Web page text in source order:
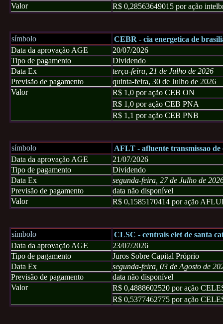
Valor
R$ 0,28563649015 por ação
símbolo
CEBR - cia energetica de
Data da aprovação AGE
20/07/2026
Tipo de pagamento
Dividendo
Data Ex
terça-feira, 21 de Julho de 2026
Previsão de pagamento
quinta-feira, 30 de Julho de 2026
Valor
R$ 1,0 por ação CEB ON
R$ 1,0 por ação CEB PNA
R$ 1,1 por ação CEB PNB
símbolo
AFLT - afluente transmissao de
Data da aprovação AGE
21/07/2026
Tipo de pagamento
Dividendo
Data Ex
segunda-feira, 27 de Julho de
Previsão de pagamento
data não disponível
Valor
R$ 0,1585170414 por ação
símbolo
CLSC - centrais elet de santa
Data da aprovação AGE
23/07/2026
Tipo de pagamento
Juros Sobre Capital Próprio
Data Ex
segunda-feira, 03 de Agosto de
Previsão de pagamento
data não disponível
Valor
R$ 0,4888602520 por ação
R$ 0,5377462775 por ação